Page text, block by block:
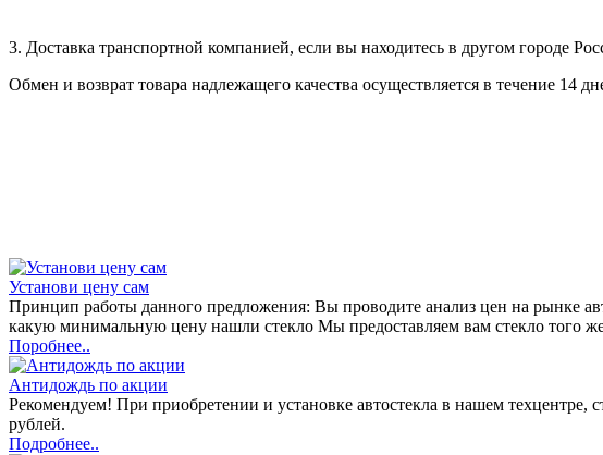
3. Доставка транспортной компанией, если вы находитесь в другом городе
Обмен и возврат товара надлежащего качества осуществляется в течение 14
Установи цену сам
Принцип работы данного предложения: Вы проводите анализ цен на рынке
какую минимальную цену нашли стекло Мы предоставляем вам стекло того
Поробнее..
Антидождь по акции
Рекомендуем! При приобретении и установке автостекла в нашем
рублей.
Подробнее..